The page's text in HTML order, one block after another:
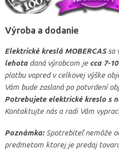
Výroba a dodanie
Elektrické kreslá MOBERCASsa
lehota daná výrobcom je cca 7-
platbu vopred v celkovej výške
Vám bude zaslaná po potvrdení
Potrebujete elektrické kreslo s
Kontaktujte nás a radi Vám
Poznámka: Spotrebiteľ nemôže
predmetom ktorej je predaj